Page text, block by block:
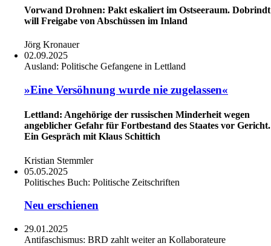
Vorwand Drohnen: Pakt eskaliert im Ostseeraum. Dobrindt
will Freigabe von Abschüssen im Inland
Jörg Kronauer
02.09.2025
Ausland: Politische Gefangene in Lettland
»Eine Versöhnung wurde nie zugelassen«
Lettland: Angehörige der russischen Minderheit wegen
angeblicher Gefahr für Fortbestand des Staates vor Gericht.
Ein Gespräch mit Klaus Schittich
Kristian Stemmler
05.05.2025
Politisches Buch: Politische Zeitschriften
Neu erschienen
29.01.2025
Antifaschismus: BRD zahlt weiter an Kollaborateure